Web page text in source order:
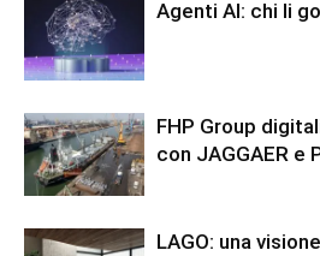
Agenti AI: chi li
FHP Group
con JAGGAER e
LAGO: una